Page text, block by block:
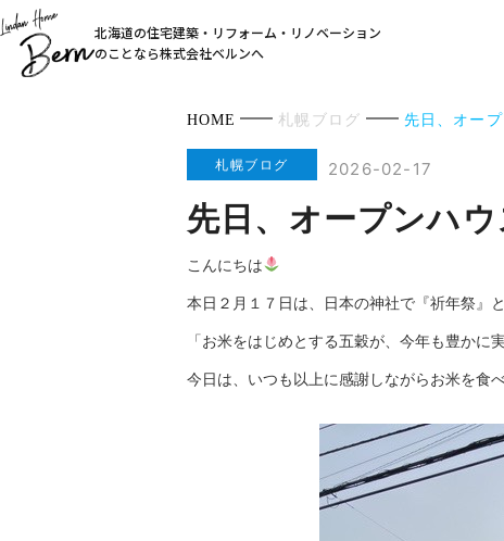
北海道の住宅建築・リフォーム・リノベーション
のことなら株式会社ベルンへ
HOME 札幌ブログ 先日、オー
札幌ブログ 2026-02-17
先日、オープンハ
こんにちは
本日２月１７日は、日本の神社で『祈年祭』
「お米をはじめとする五穀が、今年も豊かに
今日は、いつも以上に感謝しながらお米を食